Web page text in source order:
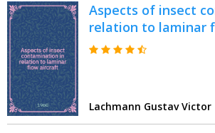
Aspects of insect
relation to laminar
Lachmann Gustav Victor